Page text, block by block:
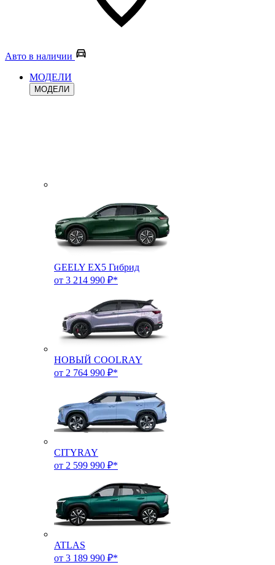
Авто в наличии
МОДЕЛИ
МОДЕЛИ
GEELY EX5 Гибрид
от 3 214 990 ₽*
НОВЫЙ COOLRAY
от 2 764 990 ₽*
CITYRAY
от 2 599 990 ₽*
ATLAS
от 3 189 990 ₽*